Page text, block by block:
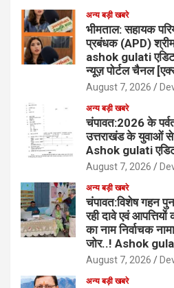
अन्य बड़ी खबरे
भीमताल: सहायक
प्रबंधक (APD)
ashok gulati
न्यूज़ पोर्टल चैनल
August 7, 2026
अन्य बड़ी खबरे
चंपावत:2026 के
उत्तराखंड के युवाओं
Ashok gulati
August 7, 2026
अन्य बड़ी खबरे
चंपावत:विशेष गहन
रही दावे एवं
का नाम निर्वाचक
जोर..! Ashok
August 7, 2026
अन्य बड़ी खबरे